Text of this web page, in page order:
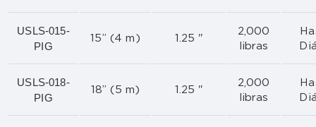
USLS-015-
PIG
15” (4 m) 1.25 "
2,000
libras
USLS-018-
PIG
18” (5 m) 1.25 "
2,000
libras